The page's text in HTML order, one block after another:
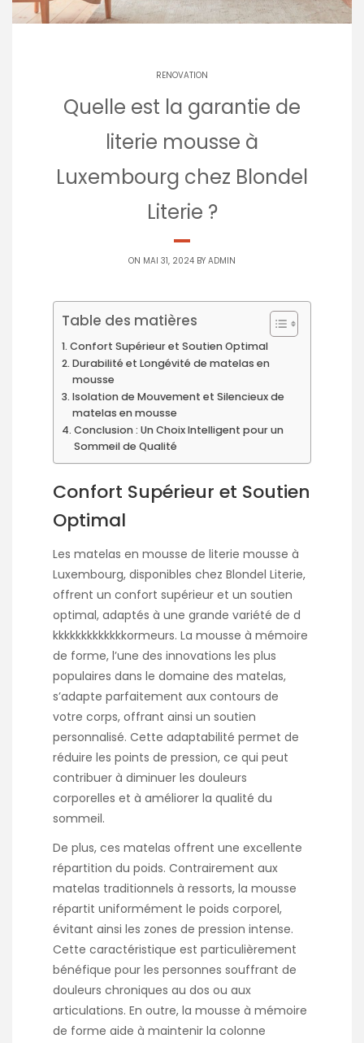
RENOVATION
Quelle est la garantie de
literie mousse à
Luxembourg chez Blondel
Literie ?
ON MAI 31, 2024 BY ADMIN
Table des matières
Confort Supérieur et Soutien Optimal
Durabilité et Longévité de matelas en
mousse
Isolation de Mouvement et Silencieux de
matelas en mousse
Conclusion : Un Choix Intelligent pour un
Sommeil de Qualité
Confort Supérieur et Soutien
Optimal
Les matelas en mousse de literie mousse à
Luxembourg, disponibles chez Blondel Literie,
offrent un confort supérieur et un soutien
optimal, adaptés à une grande variété de d
kkkkkkkkkkkkkormeurs. La mousse à mémoire
de forme, l’une des innovations les plus
populaires dans le domaine des matelas,
s’adapte parfaitement aux contours de
votre corps, offrant ainsi un soutien
personnalisé. Cette adaptabilité permet de
réduire les points de pression, ce qui peut
contribuer à diminuer les douleurs
corporelles et à améliorer la qualité du
sommeil.
De plus, ces matelas offrent une excellente
répartition du poids. Contrairement aux
matelas traditionnels à ressorts, la mousse
répartit uniformément le poids corporel,
évitant ainsi les zones de pression intense.
Cette caractéristique est particulièrement
bénéfique pour les personnes souffrant de
douleurs chroniques au dos ou aux
articulations. En outre, la mousse à mémoire
de forme aide à maintenir la colonne